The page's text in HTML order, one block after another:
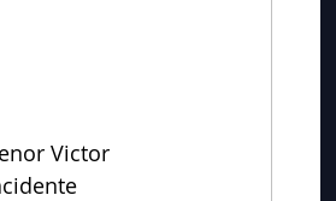
Victor